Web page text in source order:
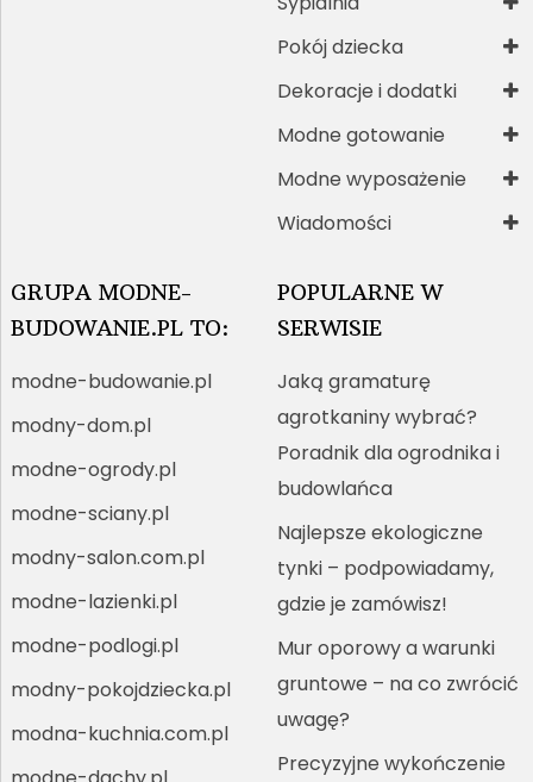
Pokój dziecka
Dekoracje i dodatki
Modne gotowanie
Modne wyposażenie
Wiadomości
GRUPA MODNE-
BUDOWANIE.PL TO:
modne-budowanie.pl
modny-dom.pl
modne-ogrody.pl
modne-sciany.pl
modny-salon.com.pl
modne-lazienki.pl
modne-podlogi.pl
modny-pokojdziecka.pl
modna-kuchnia.com.pl
POPULARNE W
SERWISIE
Jaką gramaturę
agrotkaniny wybrać?
Poradnik dla ogrodnika i
budowlańca
Najlepsze ekologiczne
tynki – podpowiadamy,
gdzie je zamówisz!
Mur oporowy a warunki
gruntowe – na co zwrócić
uwagę?
Precyzyjne wykończenie